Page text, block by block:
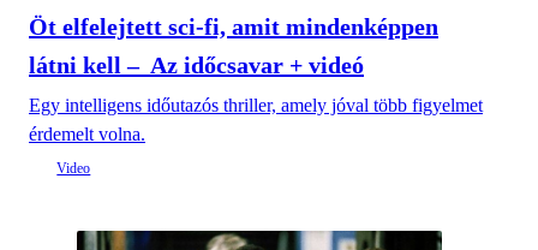
Öt elfelejtett sci-fi, amit mindenképpen
látni kell – Az időcsavar + videó
Egy intelligens időutazós thriller, amely jóval több figyelmet
érdemelt volna.